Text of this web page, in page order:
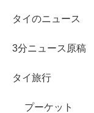
タイのニュース
3分ニュース原稿
タイ旅行
プーケット